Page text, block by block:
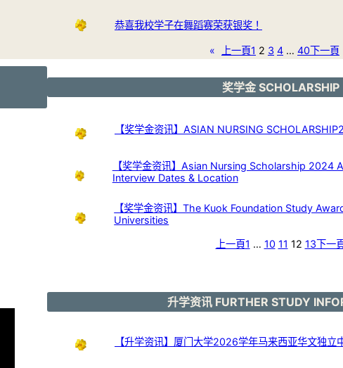
恭喜我校学子在舞蹈赛荣获银奖！
« 上一頁1 2 3 4 … 40下一頁
奖学金 SCHOLARSHIP
【奖学金资讯】ASIAN NURSING
【奖学金资讯】Asian Nursing Scholarship 2024
Interview Dates & Location
【奖学金资讯】The Kuok Foundation Study
Universities
上一頁1 … 10 11 12 13下一
升学资讯 FURTHER STUDY
【升学资讯】厦门大学2026学年马来西亚华文独立